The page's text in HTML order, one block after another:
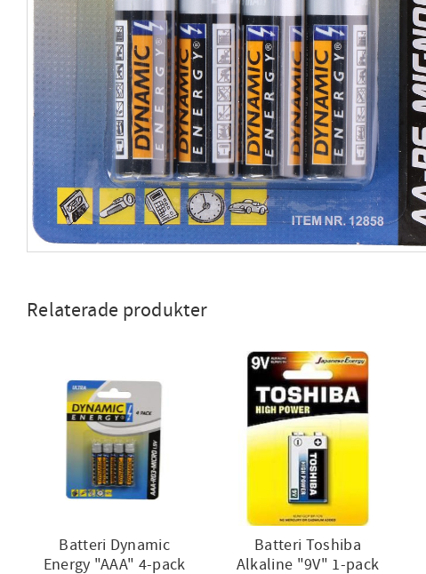
Relaterade produkter
Batteri Dynamic
Energy "AAA" 4-pack
Batteri Toshiba
Alkaline "9V" 1-pack